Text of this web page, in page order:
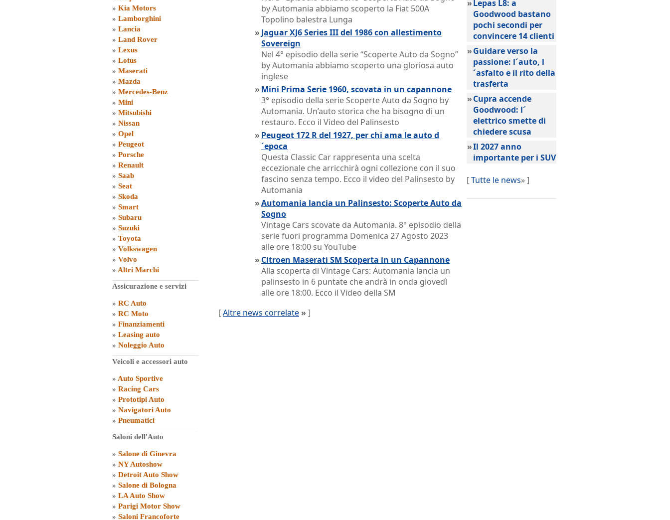
» Kia Motors
» Lamborghini
» Lancia
» Land Rover
» Lexus
» Lotus
» Maserati
» Mazda
» Mercedes-Benz
» Mini
» Mitsubishi
» Nissan
» Opel
» Peugeot
» Porsche
» Renault
» Saab
» Seat
» Skoda
» Smart
» Subaru
» Suzuki
» Toyota
» Volkswagen
» Volvo
» Altri Marchi
Assicurazione e servizi
» RC Auto
» RC Moto
» Finanziamenti
» Leasing auto
» Noleggio Auto
Veicoli e accessori auto
» Auto Sportive
» Racing Cars
» Prototipi Auto
» Navigatori Auto
» Pneumatici
Saloni dell'Auto
» Salone di Ginevra
» NY Autoshow
» Detroit Auto Show
» Salone di Bologna
» LA Auto Show
» Parigi Motor Show
» Saloni Francoforte
by Automania abbiamo scoperto la Fiat 500A
Topolino balestra Lunga
» Jaguar XJ6 Series III del 1986 con allestimento
Sovereign
Nel 4° episodio della serie “Scoperte Auto da Sogno”
by Automania abbiamo scoperto una gloriosa auto
inglese
» Mini Prima Serie 1960, scovata in un capannone
3° episodio della serie Scoperte Auto da Sogno by
Automania. Un’auto storica che ha bisogno di un
restauro. Ecco il Video del Palinsesto
» Peugeot 172 R del 1927, per chi ama le auto d
´epoca
Questa Classic Car rappresenta una scelta
eccezionale che arricchirà ogni collezione con il suo
fascino senza tempo. Ecco il video del Palinsesto by
Automania
»Automania lancia un Palinsesto: Scoperte Auto da
Sogno
Vintage Cars scovate da Automania. 8° episodio della
serie fuori programma Domenica 27 Agosto 2023
alle ore 18:00 su YouTube
» Citroen Maserati SM Scoperta in un Capannone
Alla scoperta di Vintage Cars: Automania lancia un
palinsesto in 6 puntate che andrà in onda giovedì
alle ore 18:00. Ecco il Video della SM
[Altre news correlate » ]
»Lepas L8: a
Goodwood bastano
pochi secondi per
convincere 14 clienti
»Guidare verso la
passione: l´auto, l
´asfalto e il rito della
trasferta
»Cupra accende
Goodwood: l´
elettrico smette di
chiedere scusa
»Il 2027 anno
importante per i SUV
[Tutte le news» ]